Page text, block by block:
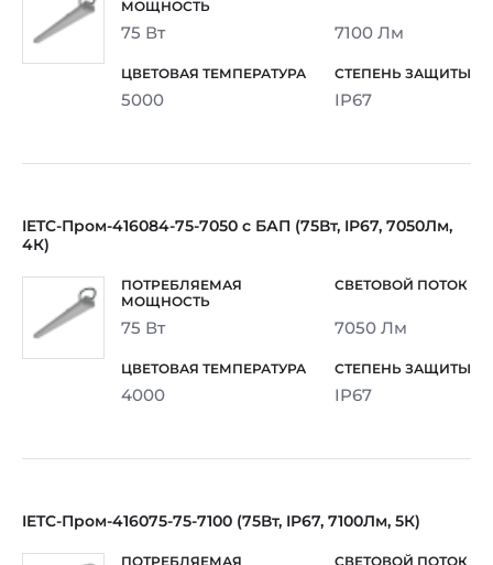
75 Вт 7100 Лм
5000 IP67
IETC-Пром-416084-75-7050 с БАП (75Вт, IP67, 7050Лм,
4К)
75 Вт 7050 Лм
4000 IP67
IETC-Пром-416075-75-7100 (75Вт, IP67, 7100Лм, 5К)